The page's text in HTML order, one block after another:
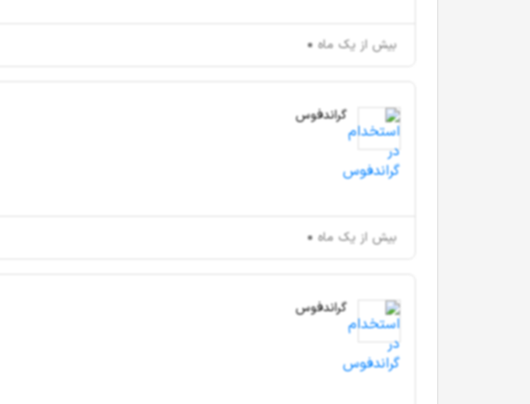
بیش از یک ماه
گراندفوس
بیش از یک ماه
گراندفوس